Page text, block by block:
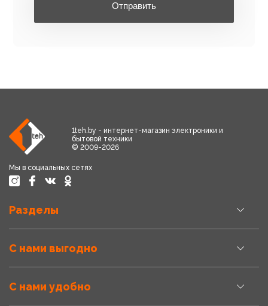
Отправить
1teh.by - интернет-магазин электроники и
бытовой техники
© 2009-2026
Мы в социальных сетях
Разделы
С нами выгодно
С нами удобно